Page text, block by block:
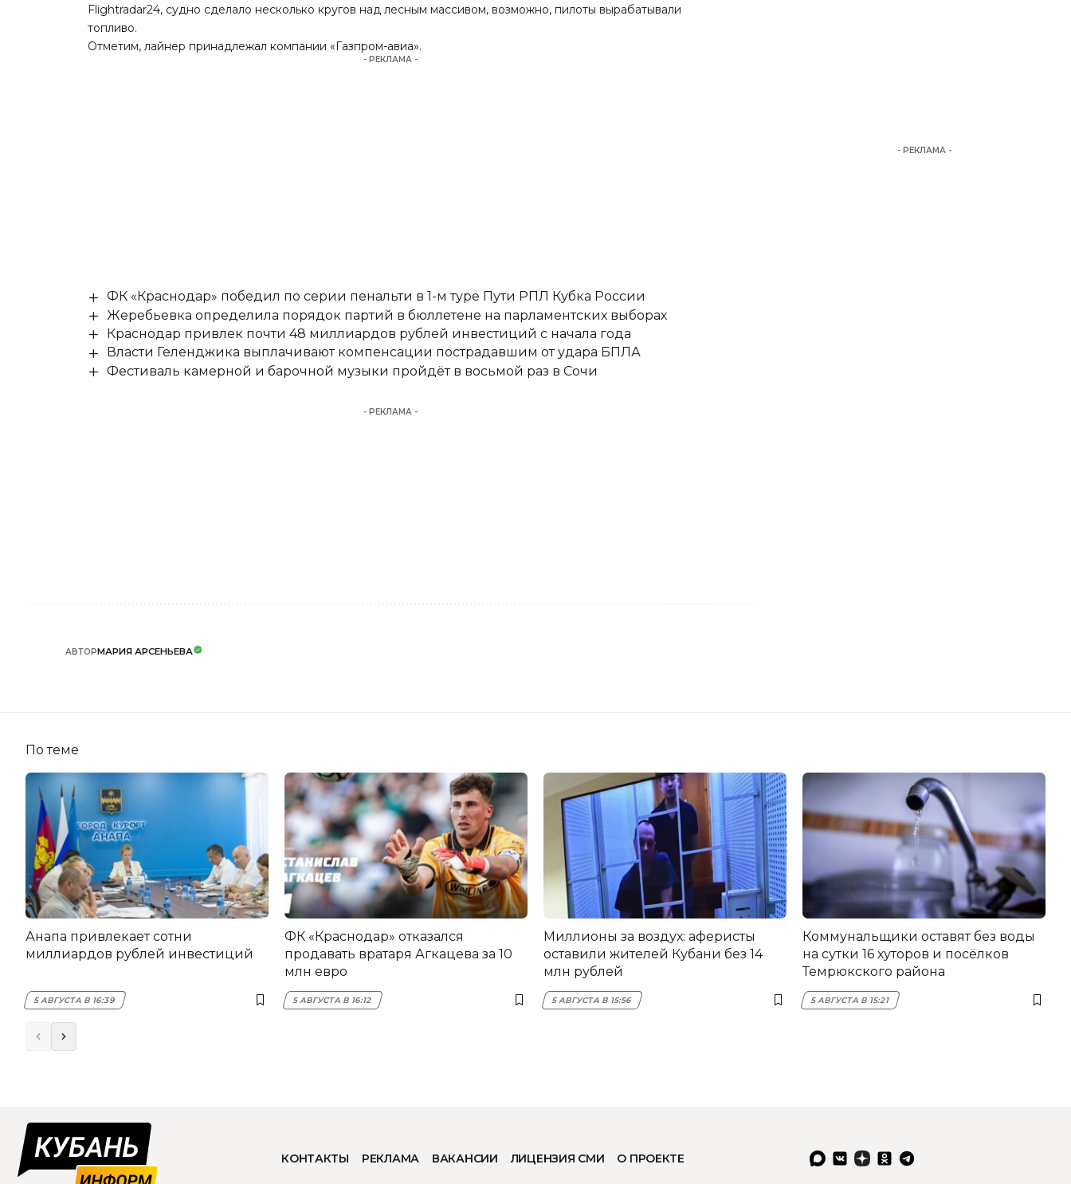
Flightradar24, судно сделало несколько кругов над лесным массивом, возможно, пилоты вырабатывали
топливо.
Отметим, лайнер принадлежал компании «Газпром-авиа».
- РЕКЛАМА -
ФК «Краснодар» победил по серии пенальти в 1-м туре Пути РПЛ Кубка России
Жеребьевка определила порядок партий в бюллетене на парламентских выборах
Краснодар привлек почти 48 миллиардов рублей инвестиций с начала года
Власти Геленджика выплачивают компенсации пострадавшим от удара БПЛА
Фестиваль камерной и барочной музыки пройдёт в восьмой раз в Сочи
- РЕКЛАМА -
АВТОРМАРИЯ АРСЕНЬЕВА
- РЕКЛАМА -
По теме
Анапа привлекает сотни
миллиардов рублей инвестиций
5 АВГУСТА В 16:39
ФК «Краснодар» отказался
продавать вратаря Агкацева за 10
млн евро
5 АВГУСТА В 16:12
Миллионы за воздух: аферисты
оставили жителей Кубани без 14
млн рублей
5 АВГУСТА В 15:56
Коммунальщики оставят без воды
на сутки 16 хуторов и посёлков
Темрюкского района
5 АВГУСТА В 15:21
КОНТАКТЫ РЕКЛАМА ВАКАНСИИ ЛИЦЕНЗИЯ СМИ О ПРОЕКТЕ